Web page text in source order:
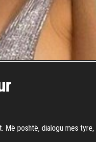
poshtë, dialogu mes